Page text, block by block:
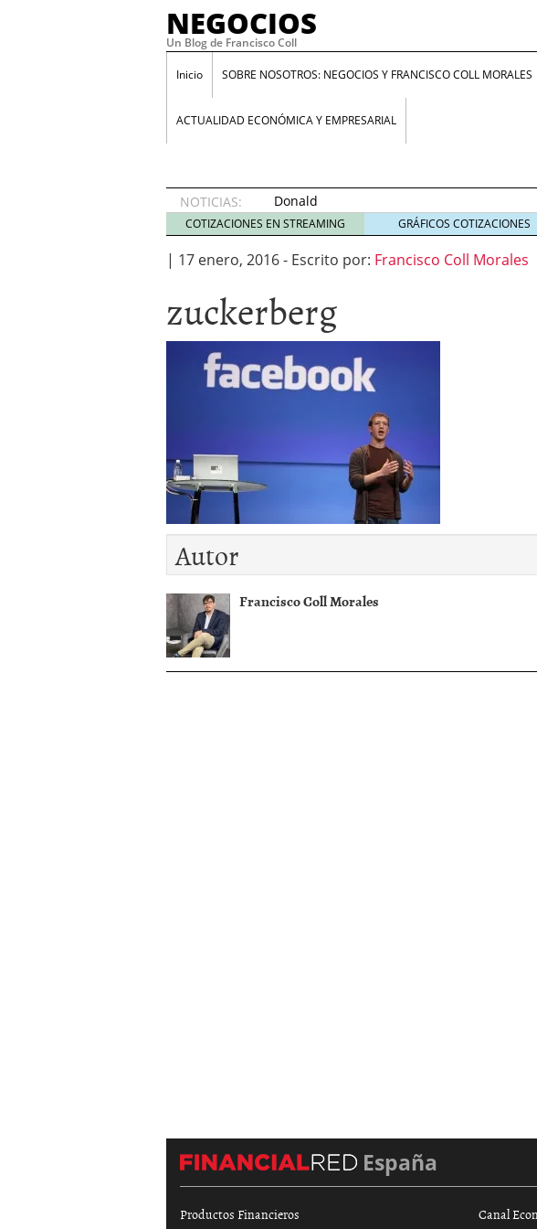
NEGOCIOS
Un Blog de Francisco Coll
Inicio SOBRE NOSOTROS: NEGOCIOS Y FRANCISCO COLL MORALES
ACTUALIDAD ECONÓMICA Y EMPRESARIAL
NOTICIAS:
Donald
Trump y
su
enfermedad
proteccionista
2018
Programa Santander Yuzz, jóvenes con ideas
GuestBlogger: ¿Es lo mismo inventar que
Entrevista a Daniel Lacalle en NEGOCIOS:
aumenta el paro” 23 enero 2017
COTIZACIONES EN STREAMING GRÁFICOS COTIZACIONES
| 17 enero, 2016- Escrito por: Francisco Coll Morales
zuckerberg
Autor
Francisco Coll Morales
España
Productos Financieros Canal